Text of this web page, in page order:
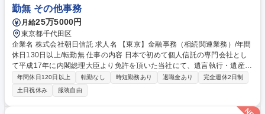
勤無 その他事務
月給25万5000円
東京都千代田区
企業名 株式会社朝日信託 求人名 【東京】金融事務（相続関連業務）/年間
休日130日以上/転勤無 仕事の内容 日本で初めて個人信託の専門会社とし
て平成17年に内閣総理大臣より免許を頂いた当社にて、遺言執行・遺産整
理業務をお任せします。業務の詳細は、下記の通りです。 【詳細】財産の
名義移転の手続/遺産目録や遺産分割協議書の作成/相続人の調査～確定/相
続発生後の金融機関等の相続手続き/司法書士への相続登記依頼/遺言書の
作成補助業務/電話応対・来客応対等 【教育】OJTで先輩社員から業務を
年間休日120日以上 転勤なし 時短勤務あり 退職金あり
完全週休2日制
土日祝休み
服装自由